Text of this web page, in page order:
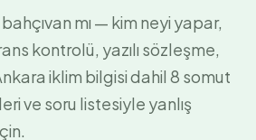
mı — kim neyi yapar,
kontrolü, yazılı sözleşme,
iklim bilgisi dahil 8 somut
ve soru listesiyle yanlış